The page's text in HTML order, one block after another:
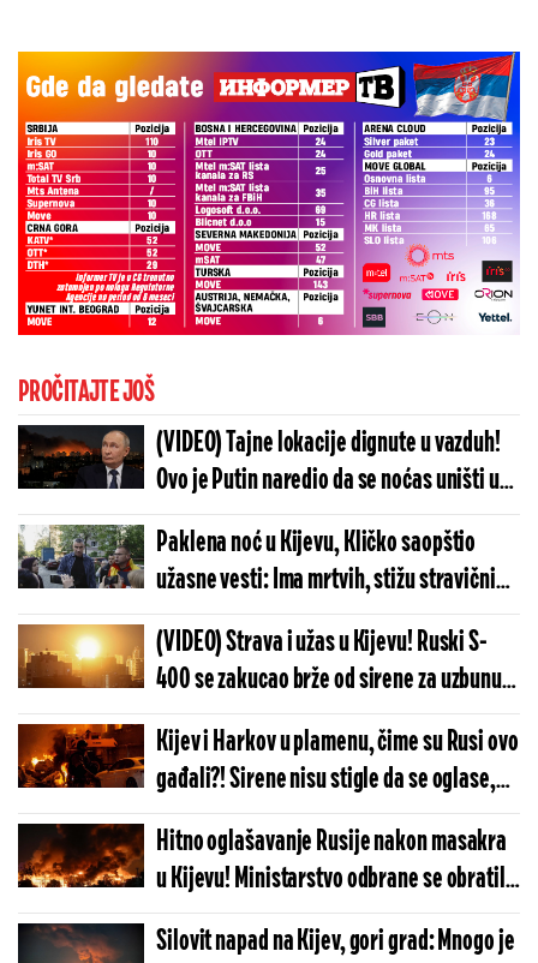
PROČITAJTE JOŠ
(VIDEO) Tajne lokacije dignute u vazduh!
Ovo je Putin naredio da se noćas uništi u
Kijevu: Vojska se hitno oglasila
Paklena noć u Kijevu, Kličko saopštio
užasne vesti: Ima mrtvih, stižu stravični
prizori! (FOTO/VIDEO)
(VIDEO) Strava i užas u Kijevu! Ruski S-
400 se zakucao brže od sirene za uzbunu:
Krv i ruševine svuda, stižu prvi snimci
žestokog udara
Kijev i Harkov u plamenu, čime su Rusi ovo
gađali?! Sirene nisu stigle da se oglase,
ukrajinska vojska nemoćno gledala
razaranje
Hitno oglašavanje Rusije nakon masakra
u Kijevu! Ministarstvo odbrane se obratilo
javnosti
Silovit napad na Kijev, gori grad: Mnogo je